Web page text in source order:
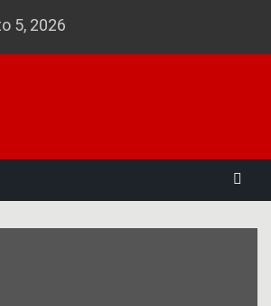
5, 2026